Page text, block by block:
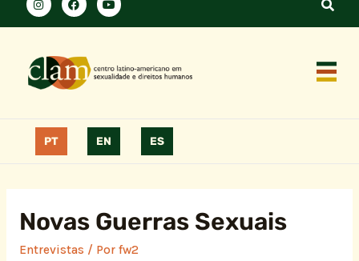
PT EN ES
Novas Guerras Sexuais
Entrevistas / Por fw2